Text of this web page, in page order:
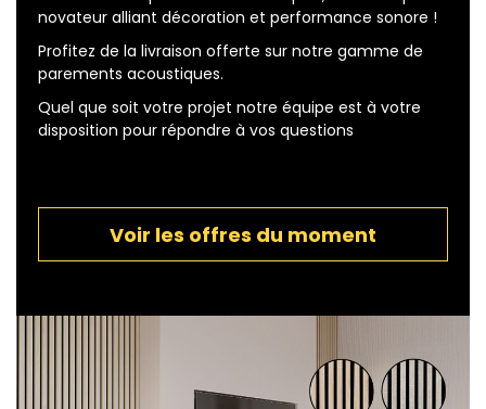
novateur alliant décoration et performance sonore !
Profitez de la livraison offerte sur notre gamme de
parements acoustiques.
Quel que soit votre projet notre équipe est à votre
disposition pour répondre à vos questions
Voir les offres du moment